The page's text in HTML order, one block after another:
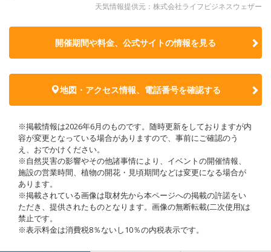
天気情報提供元：株式会社ライフビジネスウェザー
開催期間や料金、公式サイトの情報を見る
地図・アクセス情報、電話番号を確認する
※掲載情報は2026年6月のものです。随時更新をしておりますが内
容が変更となっている場合がありますので、事前にご確認のう
え、おでかけください。
※自然災害の影響やその他諸事情により、イベントの開催情報、
施設の営業時間、植物の開花・見頃期間などは変更になる場合が
あります。
※掲載されている画像は取材先から本ページへの掲載の許諾をい
ただき、提供されたものとなります。画像の無断転載(二次使用)は
禁止です。
※表示料金は消費税8％ないし10％の内税表示です。